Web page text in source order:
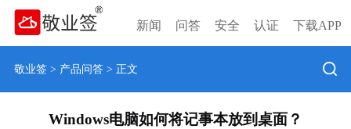
新闻 问答 安全 认证 下载APP
敬业签> 产品问答> 正文
Windows电脑如何将记事本放到桌面？